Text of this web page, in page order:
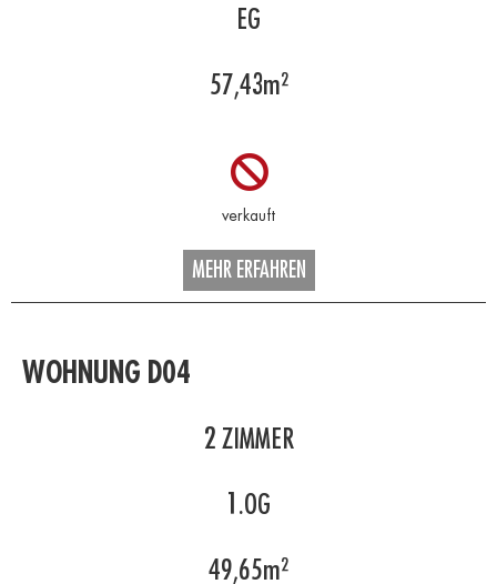
EG
57,43m²
MEHR ERFAHREN
WOHNUNG D04
2 ZIMMER
1.OG
49,65m²